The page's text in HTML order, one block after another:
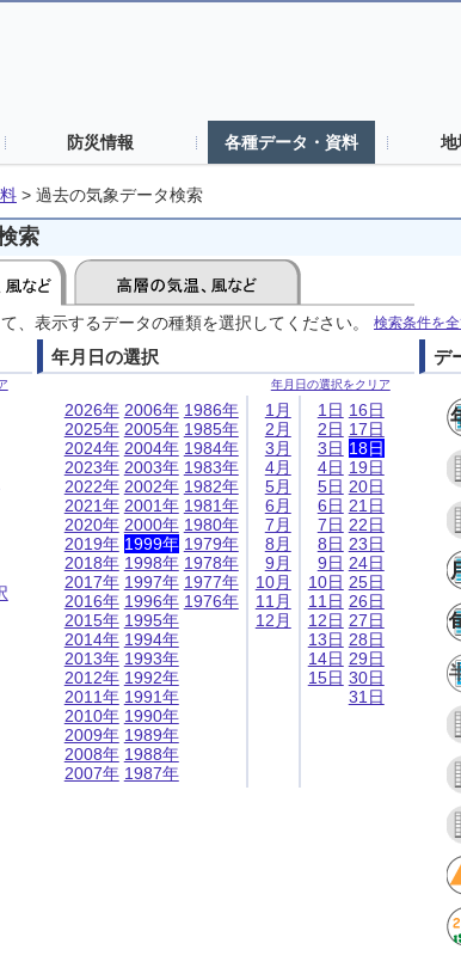
防災情報 各種データ・資料 地
> 過去の気象データ検索
索
、表示するデータの種類を選択してください。 検索条件を
年月日の選択
年月日の選択をクリア
2026年
2025年
2024年
2023年
2022年
2021年
2020年
2019年
2018年
2017年
2016年
2015年
2014年
2013年
2012年
2011年
2010年
2009年
2008年
2007年
2006年
2005年
2004年
2003年
2002年
2001年
2000年
1999年
1998年
1997年
1996年
1995年
1994年
1993年
1992年
1991年
1990年
1989年
1988年
1987年
1986年
1985年
1984年
1983年
1982年
1981年
1980年
1979年
1978年
1977年
1976年
1月
2月
3月
4月
5月
6月
7月
8月
9月
10月
11月
12月
1日
2日
3日
4日
5日
6日
7日
8日
9日
10日
11日
12日
13日
14日
15日
16日
17日
18日
19日
20日
21日
22日
23日
24日
25日
26日
27日
28日
29日
30日
31日
デ